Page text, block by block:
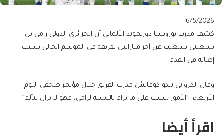
Published
On
6/5/2026
6/5/2026
كشف مدرب بوروسيا دورتموند الألماني أن الجزائري الدولي رامي بن
سبعيني سيغيب عن آخر مباراتين لفريقه في الموسم الحالي بسبب
إصابة في القدم.
وقال الكرواتي نيكو كوفاتش مدرب الفريق خلال مؤتمر صحفي اليوم
الأربعاء: “الأمور ليست على ما يرام بالنسبة لرامي، فهو لا يزال يتألم”.
اقرأ أيضا